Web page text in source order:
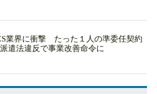
業界に衝撃 たった１人の準委任契約
遣法違反で事業改善命令に